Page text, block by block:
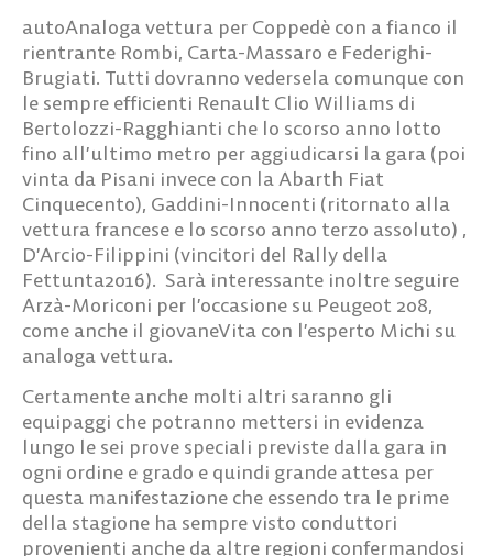
autoAnaloga vettura per Coppedè con a fianco il
rientrante Rombi, Carta-Massaro e Federighi-
Brugiati. Tutti dovranno vedersela comunque con
le sempre efficienti Renault Clio Williams di
Bertolozzi-Ragghianti che lo scorso anno lotto
fino all’ultimo metro per aggiudicarsi la gara (poi
vinta da Pisani invece con la Abarth Fiat
Cinquecento), Gaddini-Innocenti (ritornato alla
vettura francese e lo scorso anno terzo assoluto) ,
D’Arcio-Filippini (vincitori del Rally della
Fettunta2016). Sarà interessante inoltre seguire
Arzà-Moriconi per l’occasione su Peugeot 208,
come anche il giovaneVita con l’esperto Michi su
analoga vettura.
Certamente anche molti altri saranno gli
equipaggi che potranno mettersi in evidenza
lungo le sei prove speciali previste dalla gara in
ogni ordine e grado e quindi grande attesa per
questa manifestazione che essendo tra le prime
della stagione ha sempre visto conduttori
provenienti anche da altre regioni confermandosi